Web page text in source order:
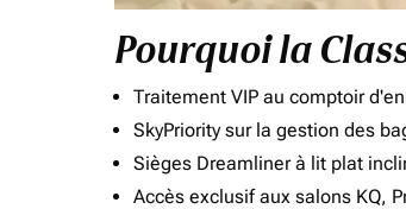
Pourquoi la
Traitement VIP au comptoir
SkyPriority sur la gestion des
Sièges Dreamliner à lit plat
Accès exclusif aux salons KQ,